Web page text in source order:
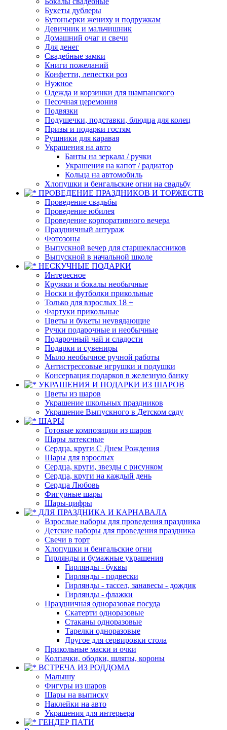
Букеты дублеры
Бутоньерки жениху и подружкам
Девичник и мальчишник
Домашний очаг и свечи
Для денег
Свадебные замки
Книги пожеланий
Конфетти, лепестки роз
Нужное
Одежда и корзинки для шампанского
Песочная церемония
Подвязки
Подушечки, подставки, блюдца для колец
Призы и подарки гостям
Рушники для каравая
Украшения на авто
Банты на зеркала / ручки
Украшения на капот / радиатор
Кольца на автомобиль
Хлопушки и бенгальские огни на свадьбу
ПРОВЕДЕНИЕ ПРАЗДНИКОВ И ТОРЖЕСТВ
Проведение свадьбы
Проведение юбилея
Проведение корпоративного вечера
Праздничный антураж
Фотозоны
Выпускной вечер для старшеклассников
Выпускной в начальной школе
НЕСКУЧНЫЕ ПОДАРКИ
Интересное
Кружки и бокалы необычные
Носки и футболки прикольные
Только для взрослых 18 +
Фартуки прикольные
Цветы и букеты неувядающие
Ручки подарочные и необычные
Подарочный чай и сладости
Подарки и сувениры
Мыло необычное ручной работы
Антистрессовые игрушки и подушки
Консервация подарков в железную банку
УКРАШЕНИЯ И ПОДАРКИ ИЗ ШАРОВ
Цветы из шаров
Украшение школьных праздников
Украшение Выпускного в Детском саду
ШАРЫ
Готовые композиции из шаров
Шары латексные
Сердца, круги С Днем Рождения
Шары для взрослых
Сердца, круги, звезды с рисунком
Сердца, круги на каждый день
Сердца Любовь
Фигурные шары
Шары-цифры
ДЛЯ ПРАЗДНИКА И КАРНАВАЛА
Взрослые наборы для проведения праздника
Детские наборы для проведения праздника
Свечи в торт
Хлопушки и бенгальские огни
Гирлянды и бумажные украшения
Гирлянды - буквы
Гирлянды - подвески
Гирлянды - тассел, занавесы - дождик
Гирлянды - флажки
Праздничная одноразовая посуда
Скатерти одноразовые
Стаканы одноразовые
Тарелки одноразовые
Другое для сервировки стола
Прикольные маски и очки
Колпачки, ободки, шляпы, короны
ВСТРЕЧА ИЗ РОДДОМА
Малышу
Фигуры из шаров
Шары на выписку
Наклейки на авто
Украшения для интерьера
ГЕНДЕР ПАТИ